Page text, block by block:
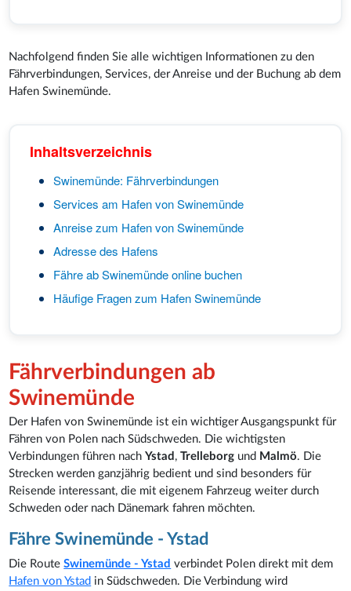
Nachfolgend finden Sie alle wichtigen Informationen zu den
Fährverbindungen, Services, der Anreise und der Buchung ab dem
Hafen Swinemünde.
Inhaltsverzeichnis
Swinemünde: Fährverbindungen
Services am Hafen von Swinemünde
Anreise zum Hafen von Swinemünde
Adresse des Hafens
Fähre ab Swinemünde online buchen
Häufige Fragen zum Hafen Swinemünde
Fährverbindungen ab
Swinemünde
Der Hafen von Swinemünde ist ein wichtiger Ausgangspunkt für
Fähren von Polen nach Südschweden. Die wichtigsten
Verbindungen führen nachYstad ,Trelleborg und Malmö. Die
Strecken werden ganzjährig bedient und sind besonders für
Reisende interessant, die mit eigenem Fahrzeug weiter durch
Schweden oder nach Dänemark fahren möchten.
Fähre Swinemünde - Ystad
Die RouteSwinemünde - Ystad verbindet Polen direkt mit dem
Hafen von Ystad in Südschweden. Die Verbindung wird